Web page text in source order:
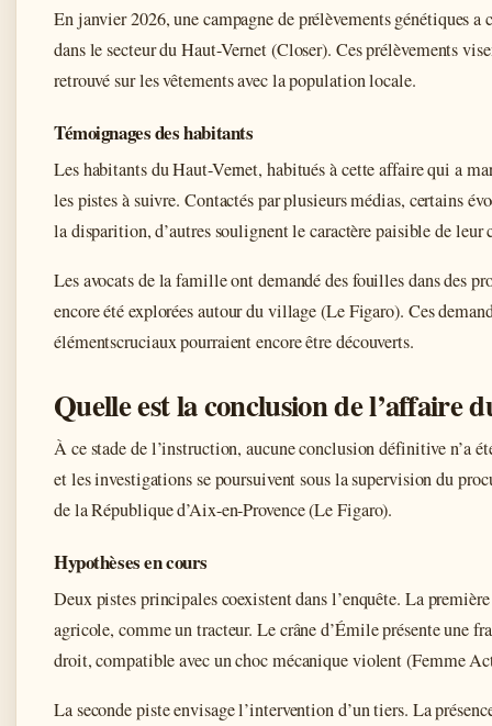
En janvier 2026, une campagne de prélèvements génétiques a
dans le secteur du Haut-Vernet (Closer). Ces prélèvements
retrouvé sur les vêtements avec la population locale.
Témoignages des habitants
Les habitants du Haut-Vernet, habitués à cette affaire qui a
les pistes à suivre. Contactés par plusieurs médias, certains
la disparition, d’autres soulignent le caractère paisible de leur
Les avocats de la famille ont demandé des fouilles dans des
encore été explorées autour du village (Le Figaro). Ces
élémentscruciaux pourraient encore être découverts.
Quelle est la conclusion de l’affaire
À ce stade de l’instruction, aucune conclusion définitive n’a
et les investigations se poursuivent sous la supervision du
de la République d’Aix-en-Provence (Le Figaro).
Hypothèses en cours
Deux pistes principales coexistent dans l’enquête. La
agricole, comme un tracteur. Le crâne d’Émile présente une
droit, compatible avec un choc mécanique violent (Femme
La seconde piste envisage l’intervention d’un tiers. La